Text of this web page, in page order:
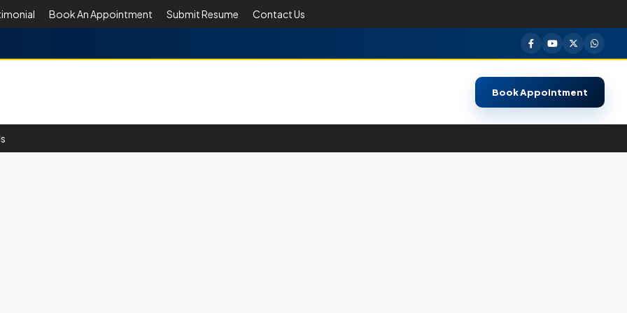
Book An Appointment Submit Resume Contact Us
Book Appointment